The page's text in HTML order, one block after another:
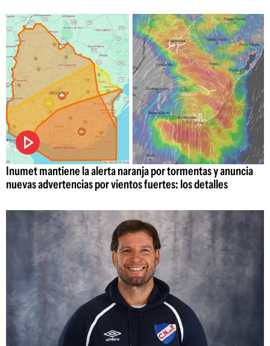
Inumet mantiene la alerta naranja por tormentas y anuncia
nuevas advertencias por vientos fuertes: los detalles